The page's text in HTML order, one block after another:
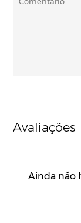
Avaliações
Ainda não